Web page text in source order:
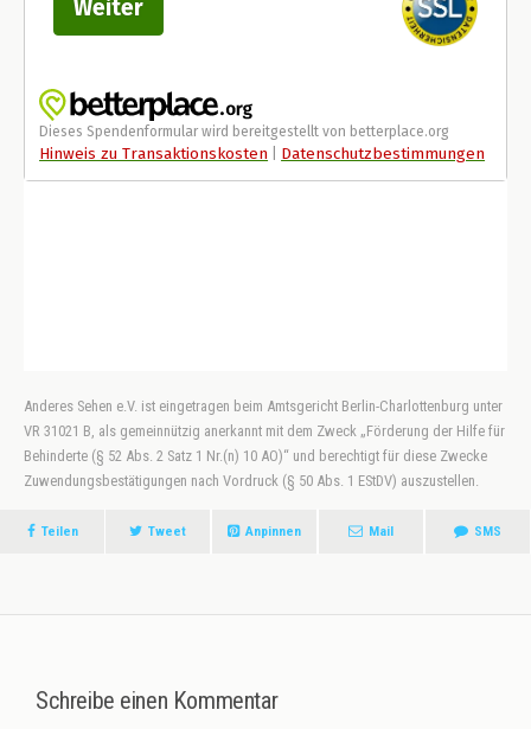
Anderes Sehen e.V. ist eingetragen beim Amtsgericht Berlin-Charlottenburg unter
VR 31021 B, als gemeinnützig anerkannt mit dem Zweck „Förderung der Hilfe für
Behinderte (§ 52 Abs. 2 Satz 1 Nr.(n) 10 AO)“ und berechtigt für diese Zwecke
Zuwendungsbestätigungen nach Vordruck (§ 50 Abs. 1 EStDV) auszustellen.
Teilen Tweet Anpinnen Mail SMS
Schreibe einen Kommentar